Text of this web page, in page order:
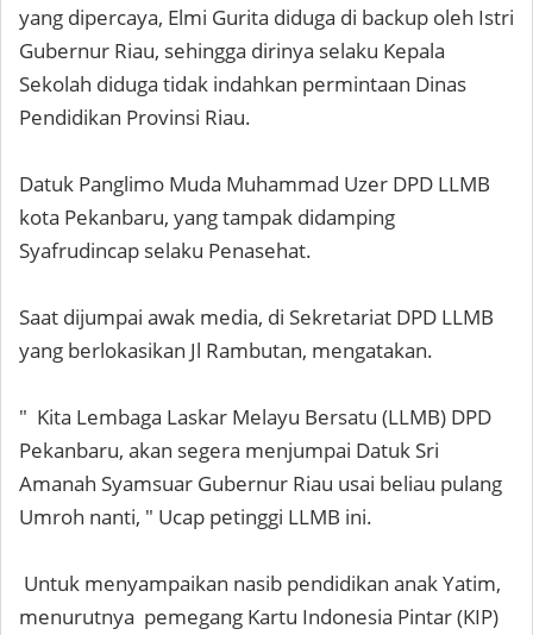
yang dipercaya, Elmi Gurita diduga di backup oleh Istri
Gubernur Riau, sehingga dirinya selaku Kepala
Sekolah diduga tidak indahkan permintaan Dinas
Pendidikan Provinsi Riau.
Datuk Panglimo Muda Muhammad Uzer DPD LLMB
kota Pekanbaru, yang tampak didamping
Syafrudincap selaku Penasehat.
Saat dijumpai awak media, di Sekretariat DPD LLMB
yang berlokasikan Jl Rambutan, mengatakan.
" Kita Lembaga Laskar Melayu Bersatu (LLMB) DPD
Pekanbaru, akan segera menjumpai Datuk Sri
Amanah Syamsuar Gubernur Riau usai beliau pulang
Umroh nanti, " Ucap petinggi LLMB ini.
Untuk menyampaikan nasib pendidikan anak Yatim,
menurutnya pemegang Kartu Indonesia Pintar (KIP)